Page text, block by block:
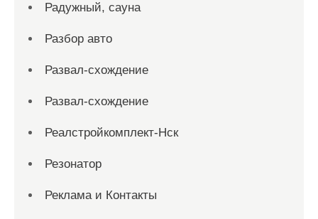
Радужный, сауна
Разбор авто
Развал-схождение
Развал-схождение
Реалстройкомплект-Нск
Резонатор
Реклама и Контакты